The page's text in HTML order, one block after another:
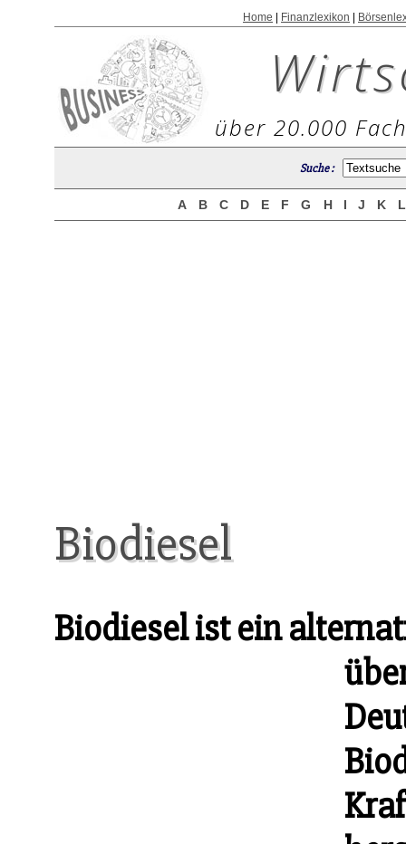
Home Finanzlexikon
über 20.000
Suche :
A B C D E F G H I J K
Biodiesel
Biodiesel ist ein